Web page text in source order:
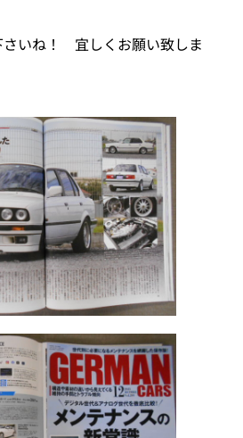
さいね！ 宜しくお願い致しま